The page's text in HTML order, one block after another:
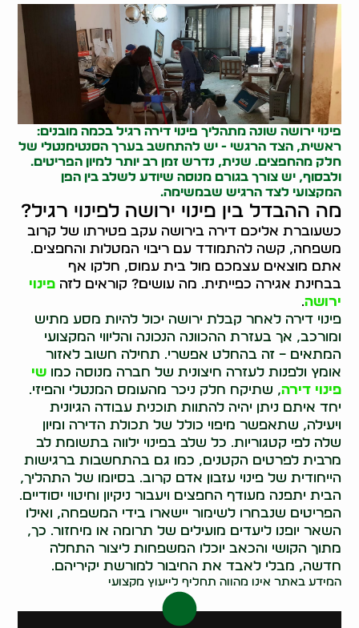
פינוי ירושה שונה מתהליך פינוי דירה רגיל בכמה מובנים:
ראשית, הצד הרגשי - יש להתחשב בערך הסנטימנטלי של
חלק מהחפצים. שנית, נדרש זמן רב יותר למיון הפריטים.
ולבסוף, יש צורך בגורם מנוסה שיודע לשלב בין הפן
המקצועי לצד הרגיש שבמשימה.
מה ההבדל בין פינוי ירושה לפינוי רגיל?
כשעוברת אליכם דירה בירושה עקב פטירתו של קרוב
משפחה, קשה להתמודד עם ריבוי המטלות והחפצים.
אתם מוצאים עצמכם מול בית עמוס, חלקו אף
בבחינת אגירה כפייתית. מה עושים? קוראים לזהפינוי
ירושה.
פינוי דירה לאחר קבלת ירושה יכול להיות מסע מתיש
ומורכב, אך בעזרת ההכוונה הנכונה והליווי המקצועי
המתאים – זה בהחלט אפשרי. תחילה חשוב לאזור
אומץ ולפנות לעזרה חיצונית של חברה מנוסה כמושי
פינוי דירה, שתיקח חלק ניכר מהעומס המנטלי והפיזי.
יחד איתם ניתן יהיה להתוות תוכנית עבודה הגיונית
ויעילה, שתאפשר מיפוי כולל של תכולת הדירה ומיון
שלה לפי קטגוריות. כל שלב בפינוי ילווה בתשומת לב
מרבית לפרטים הקטנים, כמו גם בהתחשבות ברגישות
הייחודית של פינוי עזבון אדם קרוב. בסיומו של התהליך,
הבית יתפנה מעודף החפצים ויעבור ניקיון וחיטוי יסודיים.
הפריטים שנבחרו לשימור יישארו בידי המשפחה, ואילו
השאר יופנו ליעדים מועילים של תרומה או מיחזור. כך,
מתוך הקושי והכאב יוכלו המשפחות ליצור התחלה
חדשה, מבלי לאבד את החיבור למורשת יקיריהם.
המידע באתר אינו מהווה תחליף לייעוץ מקצועי